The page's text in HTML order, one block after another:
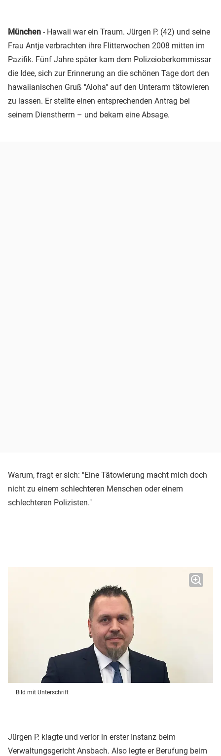
München - Hawaii war ein Traum. Jürgen P. (42) und seine
Frau Antje verbrachten ihre Flitterwochen 2008 mitten im
Pazifik. Fünf Jahre später kam dem Polizeioberkommissar
die Idee, sich zur Erinnerung an die schönen Tage dort den
hawaiianischen Gruß "Aloha" auf den Unterarm tätowieren
zu lassen. Er stellte einen entsprechenden Antrag bei
seinem Dienstherrn – und bekam eine Absage.
Warum, fragt er sich: "Eine Tätowierung macht mich doch
nicht zu einem schlechteren Menschen oder einem
schlechteren Polizisten."
Bild mit Unterschrift
Jürgen P. klagte und verlor in erster Instanz beim
Verwaltungsgericht Ansbach. Also legte er Berufung beim